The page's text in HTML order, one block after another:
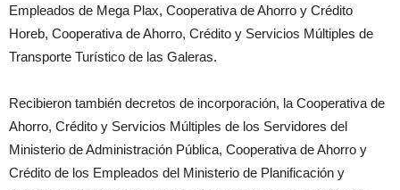
Empleados de Mega Plax, Cooperativa de Ahorro y Crédito
Horeb, Cooperativa de Ahorro, Crédito y Servicios Múltiples de
Transporte Turístico de las Galeras.
Recibieron también decretos de incorporación, la Cooperativa de
Ahorro, Crédito y Servicios Múltiples de los Servidores del
Ministerio de Administración Pública, Cooperativa de Ahorro y
Crédito de los Empleados del Ministerio de Planificación y